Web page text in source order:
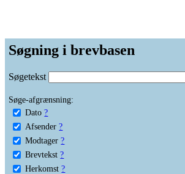
Søgning i brevbasen
Søgetekst
Søge-afgrænsning:
Dato ?
Afsender ?
Modtager ?
Brevtekst ?
Herkomst ?